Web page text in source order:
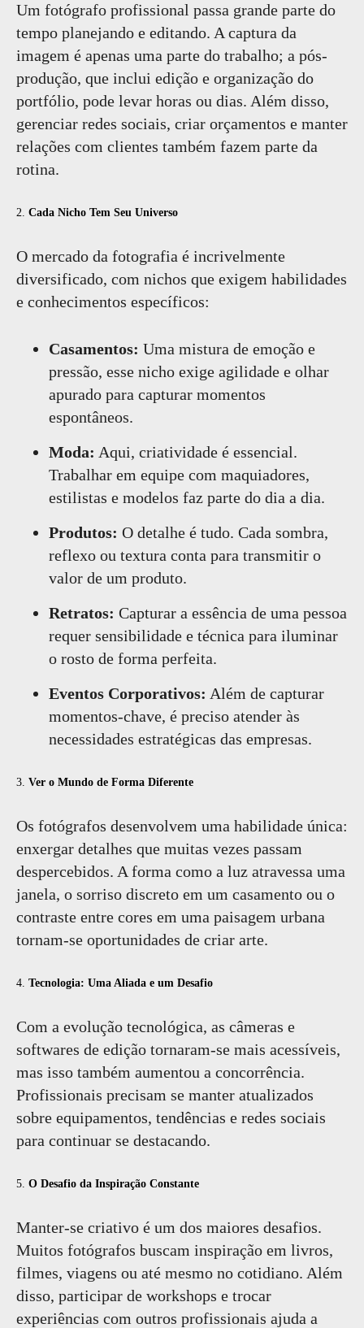
Um fotógrafo profissional passa grande parte do
tempo planejando e editando. A captura da
imagem é apenas uma parte do trabalho; a pós-
produção, que inclui edição e organização do
portfólio, pode levar horas ou dias. Além disso,
gerenciar redes sociais, criar orçamentos e manter
relações com clientes também fazem parte da
rotina.
2. Cada Nicho Tem Seu Universo
O mercado da fotografia é incrivelmente
diversificado, com nichos que exigem habilidades
e conhecimentos específicos:
Casamentos: Uma mistura de emoção e
pressão, esse nicho exige agilidade e olhar
apurado para capturar momentos
espontâneos.
Moda: Aqui, criatividade é essencial.
Trabalhar em equipe com maquiadores,
estilistas e modelos faz parte do dia a dia.
Produtos: O detalhe é tudo. Cada sombra,
reflexo ou textura conta para transmitir o
valor de um produto.
Retratos: Capturar a essência de uma pessoa
requer sensibilidade e técnica para iluminar
o rosto de forma perfeita.
Eventos Corporativos: Além de capturar
momentos-chave, é preciso atender às
necessidades estratégicas das empresas.
3. Ver o Mundo de Forma Diferente
Os fotógrafos desenvolvem uma habilidade única:
enxergar detalhes que muitas vezes passam
despercebidos. A forma como a luz atravessa uma
janela, o sorriso discreto em um casamento ou o
contraste entre cores em uma paisagem urbana
tornam-se oportunidades de criar arte.
4. Tecnologia: Uma Aliada e um Desafio
Com a evolução tecnológica, as câmeras e
softwares de edição tornaram-se mais acessíveis,
mas isso também aumentou a concorrência.
Profissionais precisam se manter atualizados
sobre equipamentos, tendências e redes sociais
para continuar se destacando.
5. O Desafio da Inspiração Constante
Manter-se criativo é um dos maiores desafios.
Muitos fotógrafos buscam inspiração em livros,
filmes, viagens ou até mesmo no cotidiano. Além
disso, participar de workshops e trocar
experiências com outros profissionais ajuda a